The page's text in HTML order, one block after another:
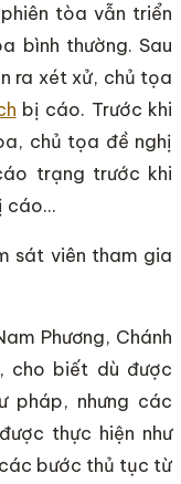
tòa vẫn triển
bình thường. Sau
ra xét xử, chủ tọa
bị cáo. Trước khi
chủ tọa đề nghị
trạng trước khi
cáo…
sát viên tham gia
Phương, Chánh
cho biết dù được
pháp, nhưng các
thực hiện như
bước thủ tục từ